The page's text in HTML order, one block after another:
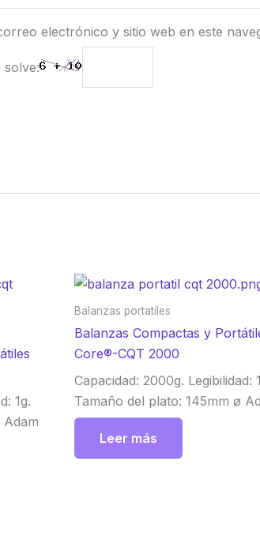
electrónico y sitio web en este
solve:
1g.
Balanzas portatiles
Balanzas Compactas y
Core®-CQT 2000
Capacidad: 2000g. Legibilidad:
Tamaño del plato: 145mm ø
Leer más